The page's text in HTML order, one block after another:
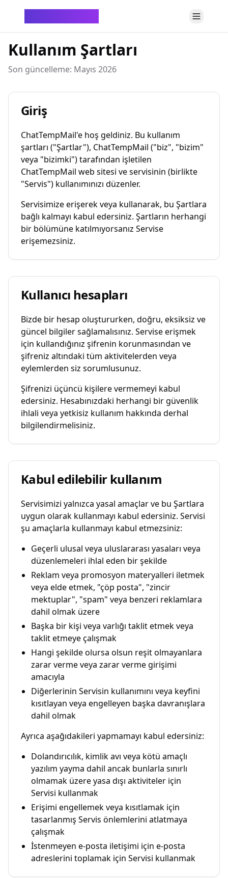
Kullanım Şartları
Son güncelleme: Mayıs 2026
Giriş
ChatTempMail'e hoş geldiniz. Bu kullanım
şartları ("Şartlar"), ChatTempMail ("biz", "bizim"
veya "bizimki") tarafından işletilen
ChatTempMail web sitesi ve servisinin (birlikte
"Servis") kullanımınızı düzenler.
Servisimize erişerek veya kullanarak, bu Şartlara
bağlı kalmayı kabul edersiniz. Şartların herhangi
bir bölümüne katılmıyorsanız Servise
erişemezsiniz.
Kullanıcı hesapları
Bizde bir hesap oluştururken, doğru, eksiksiz ve
güncel bilgiler sağlamalısınız. Servise erişmek
için kullandığınız şifrenin korunmasından ve
şifreniz altındaki tüm aktivitelerden veya
eylemlerden siz sorumlusunuz.
Şifrenizi üçüncü kişilere vermemeyi kabul
edersiniz. Hesabınızdaki herhangi bir güvenlik
ihlali veya yetkisiz kullanım hakkında derhal
bilgilendirmelisiniz.
Kabul edilebilir kullanım
Servisimizi yalnızca yasal amaçlar ve bu Şartlara
uygun olarak kullanmayı kabul edersiniz. Servisi
şu amaçlarla kullanmayı kabul etmezsiniz:
Geçerli ulusal veya uluslararası yasaları veya
düzenlemeleri ihlal eden bir şekilde
Reklam veya promosyon materyalleri iletmek
veya elde etmek, "çöp posta", "zincir
mektuplar", "spam" veya benzeri reklamlara
dahil olmak üzere
Başka bir kişi veya varlığı taklit etmek veya
taklit etmeye çalışmak
Hangi şekilde olursa olsun reşit olmayanlara
zarar verme veya zarar verme girişimi
amacıyla
Diğerlerinin Servisin kullanımını veya keyfini
kısıtlayan veya engelleyen başka davranışlara
dahil olmak
Ayrıca aşağıdakileri yapmamayı kabul edersiniz:
Dolandırıcılık, kimlik avı veya kötü amaçlı
yazılım yayma dahil ancak bunlarla sınırlı
olmamak üzere yasa dışı aktiviteler için
Servisi kullanmak
Erişimi engellemek veya kısıtlamak için
tasarlanmış Servis önlemlerini atlatmaya
çalışmak
İstenmeyen e-posta iletişimi için e-posta
adreslerini toplamak için Servisi kullanmak